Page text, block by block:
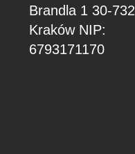
Brandla 1 30-732
Kraków NIP:
6793171170